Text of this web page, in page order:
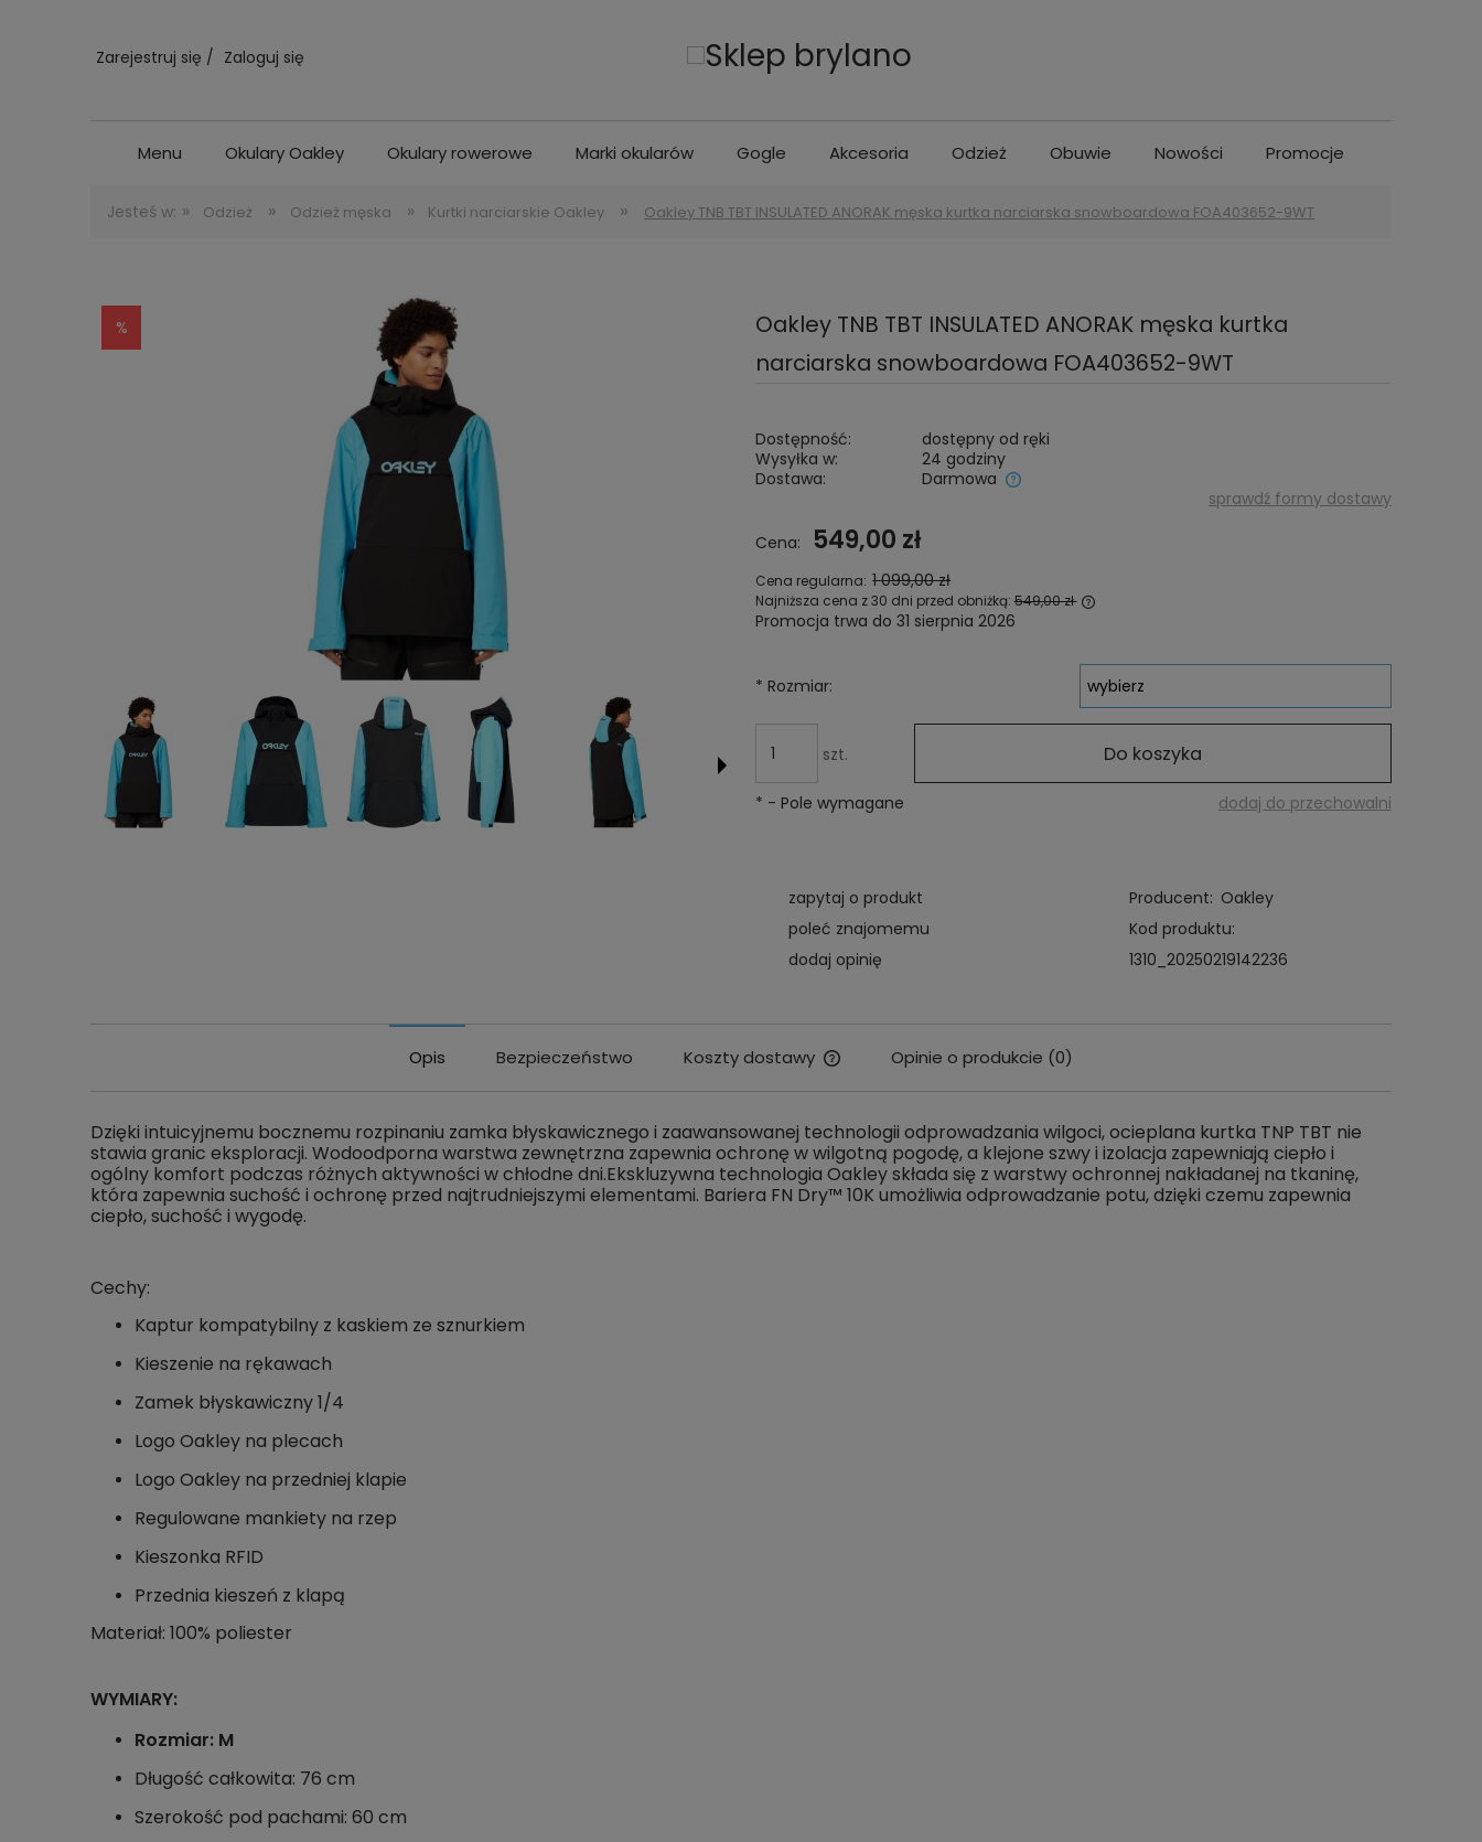
Zarejestruj się Zaloguj się
Menu Okulary Oakley Okulary rowerowe Marki okularów Gogle Akcesoria Odzież Obuwie Nowości Promocje
Jesteś w: » Odzież » Odzież męska » Kurtki narciarskie Oakley » Oakley TNB TBT INSULATED ANORAK męska kurtka narciarska snowboardowa FOA403652-9WT
Oakley TNB TBT INSULATED ANORAK męska kurtka
narciarska snowboardowa FOA403652-9WT
Dostępność:
dostępny od ręki
Wysyłka w:
24 godziny
Dostawa:
Darmowa
Cena nie zawiera ewentualnych
kosztów płatności
sprawdź formy dostawy
Cena:
549,00 zł
Cena regularna: 1 099,00 zł
Najniższa cena z 30 dni przed obniżką:549,00 zł
cena od momentu, kiedy produkt
Promocja trwa do 31 sierpnia 2026
* Rozmiar:
szt. Do koszyka
dodaj do przechowalni
* - Pole wymagane
Producent: Oakley
Kod produktu:
1310_20250219142236
zapytaj o produkt
poleć znajomemu
dodaj opinię
Opis Bezpieczeństwo Koszty dostawy
kosztów płatności
Opinie o produkcie (0)
Dzięki intuicyjnemu bocznemu rozpinaniu zamka błyskawicznego i zaawansowanej technologii odprowadzania wilgoci, ocieplana kurtka TNP TBT nie
stawia granic eksploracji. Wodoodporna warstwa zewnętrzna zapewnia ochronę w wilgotną pogodę, a klejone szwy i izolacja zapewniają ciepło i
ogólny komfort podczas różnych aktywności w chłodne dni.Ekskluzywna technologia Oakley składa się z warstwy ochronnej nakładanej na tkaninę,
która zapewnia suchość i ochronę przed najtrudniejszymi elementami. Bariera FN Dry™ 10K umożliwia odprowadzanie potu, dzięki czemu zapewnia
ciepło, suchość i wygodę.
Cechy:
Kaptur kompatybilny z kaskiem ze sznurkiem
Kieszenie na rękawach
Zamek błyskawiczny 1/4
Logo Oakley na plecach
Logo Oakley na przedniej klapie
Regulowane mankiety na rzep
Kieszonka RFID
Przednia kieszeń z klapą
Materiał: 100% poliester
WYMIARY:
Rozmiar: M
Długość całkowita: 76 cm
Szerokość pod pachami: 60 cm